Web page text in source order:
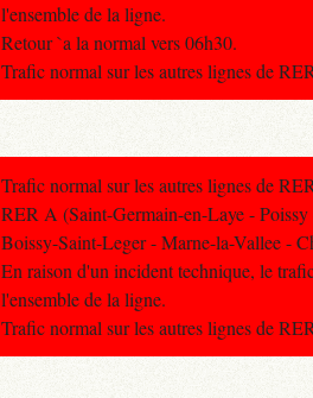
l'ensemble de la ligne.
Retour `a la normal vers 06h30.
Trafic normal sur les autres lignes de
Trafic normal sur les autres lignes de
RER A (Saint-Germain-en-Laye -
Boissy-Saint-Leger - Marne-la-Vallee -
En raison d'un incident technique, le
l'ensemble de la ligne.
Trafic normal sur les autres lignes de